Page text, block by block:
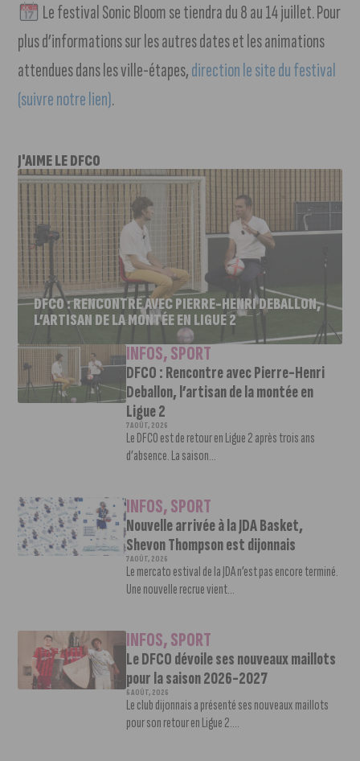
Le festival Sonic Bloom se tiendra du 8 au 14 juillet. Pour
plus d’informations sur les autres dates et les animations
attendues dans les ville-étapes,direction le site du festival
(suivre notre lien).
J'AIME LE DFCO
DFCO : RENCONTRE AVEC PIERRE-HENRI DEBALLON,
L’ARTISAN DE LA MONTÉE EN LIGUE 2
INFOS,SPORT
DFCO : Rencontre avec Pierre-Henri
Deballon, l’artisan de la montée en
Ligue 2
7 AOÛT, 2026
Le DFCO est de retour en Ligue 2 après trois ans
d’absence. La saison...
INFOS,SPORT
Nouvelle arrivée à la JDA Basket,
Shevon Thompson est dijonnais
7 AOÛT, 2026
Le mercato estival de la JDA n’est pas encore terminé.
Une nouvelle recrue vient...
INFOS,SPORT
Le DFCO dévoile ses nouveaux maillots
pour la saison 2026-2027
6 AOÛT, 2026
Le club dijonnais a présenté ses nouveaux maillots
pour son retour en Ligue 2....